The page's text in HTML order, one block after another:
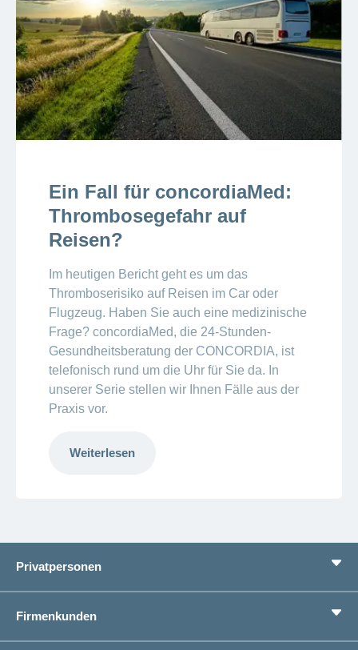
Ein Fall für concordiaMed:
Thrombosegefahr auf
Reisen?
Im heutigen Bericht geht es um das
Thromboserisiko auf Reisen im Car oder
Flugzeug. Haben Sie auch eine medizinische
Frage? concordiaMed, die 24-Stunden-
Gesundheitsberatung der CONCORDIA, ist
telefonisch rund um die Uhr für Sie da. In
unserer Serie stellen wir Ihnen Fälle aus der
Praxis vor.
Weiterlesen
Privatpersonen
Lebenssituationen
Service
Firmenkunden